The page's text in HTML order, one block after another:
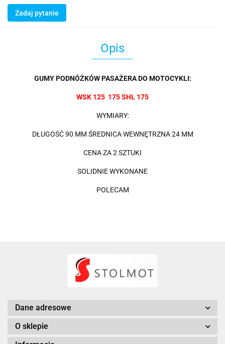
Zadaj pytanie
Opis
GUMY PODNÓŻKÓW PASAŻERA DO MOTOCYKLI:
WSK 125 175 SHL 175
WYMIARY:
DŁUGOŚĆ 90 MM ŚREDNICA WEWNĘTRZNA 24 MM
CENA ZA 2 SZTUKI
SOLIDNIE WYKONANE
POLECAM
Dane adresowe
O sklepie